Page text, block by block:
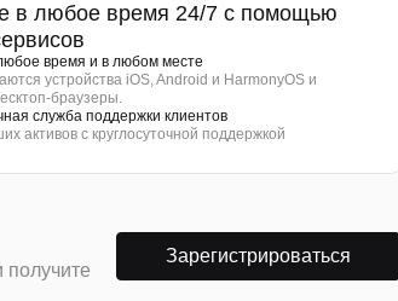
в любое время 24/7 с помощью
время и в любом месте
устройства iOS, Android и HarmonyOS и
браузеры.
служба поддержки клиентов
активов с круглосуточной поддержкой
Зарегистрироваться